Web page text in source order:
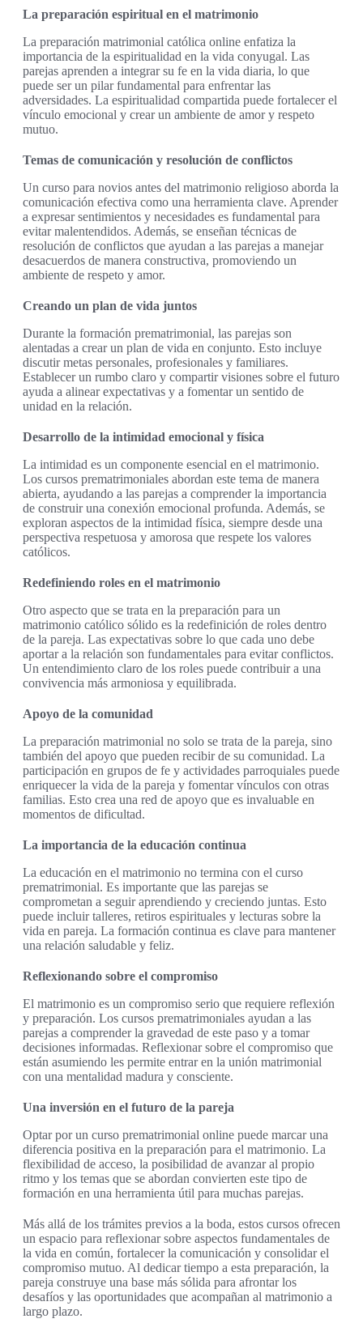
La preparación espiritual en el matrimonio
La preparación matrimonial católica online enfatiza la
importancia de la espiritualidad en la vida conyugal. Las
parejas aprenden a integrar su fe en la vida diaria, lo que
puede ser un pilar fundamental para enfrentar las
adversidades. La espiritualidad compartida puede fortalecer el
vínculo emocional y crear un ambiente de amor y respeto
mutuo.
Temas de comunicación y resolución de conflictos
Un curso para novios antes del matrimonio religioso aborda la
comunicación efectiva como una herramienta clave. Aprender
a expresar sentimientos y necesidades es fundamental para
evitar malentendidos. Además, se enseñan técnicas de
resolución de conflictos que ayudan a las parejas a manejar
desacuerdos de manera constructiva, promoviendo un
ambiente de respeto y amor.
Creando un plan de vida juntos
Durante la formación prematrimonial, las parejas son
alentadas a crear un plan de vida en conjunto. Esto incluye
discutir metas personales, profesionales y familiares.
Establecer un rumbo claro y compartir visiones sobre el futuro
ayuda a alinear expectativas y a fomentar un sentido de
unidad en la relación.
Desarrollo de la intimidad emocional y física
La intimidad es un componente esencial en el matrimonio.
Los cursos prematrimoniales abordan este tema de manera
abierta, ayudando a las parejas a comprender la importancia
de construir una conexión emocional profunda. Además, se
exploran aspectos de la intimidad física, siempre desde una
perspectiva respetuosa y amorosa que respete los valores
católicos.
Redefiniendo roles en el matrimonio
Otro aspecto que se trata en la preparación para un
matrimonio católico sólido es la redefinición de roles dentro
de la pareja. Las expectativas sobre lo que cada uno debe
aportar a la relación son fundamentales para evitar conflictos.
Un entendimiento claro de los roles puede contribuir a una
convivencia más armoniosa y equilibrada.
Apoyo de la comunidad
La preparación matrimonial no solo se trata de la pareja, sino
también del apoyo que pueden recibir de su comunidad. La
participación en grupos de fe y actividades parroquiales puede
enriquecer la vida de la pareja y fomentar vínculos con otras
familias. Esto crea una red de apoyo que es invaluable en
momentos de dificultad.
La importancia de la educación continua
La educación en el matrimonio no termina con el curso
prematrimonial. Es importante que las parejas se
comprometan a seguir aprendiendo y creciendo juntas. Esto
puede incluir talleres, retiros espirituales y lecturas sobre la
vida en pareja. La formación continua es clave para mantener
una relación saludable y feliz.
Reflexionando sobre el compromiso
El matrimonio es un compromiso serio que requiere reflexión
y preparación. Los cursos prematrimoniales ayudan a las
parejas a comprender la gravedad de este paso y a tomar
decisiones informadas. Reflexionar sobre el compromiso que
están asumiendo les permite entrar en la unión matrimonial
con una mentalidad madura y consciente.
Una inversión en el futuro de la pareja
Optar por un curso prematrimonial online puede marcar una
diferencia positiva en la preparación para el matrimonio. La
flexibilidad de acceso, la posibilidad de avanzar al propio
ritmo y los temas que se abordan convierten este tipo de
formación en una herramienta útil para muchas parejas.
Más allá de los trámites previos a la boda, estos cursos ofrecen
un espacio para reflexionar sobre aspectos fundamentales de
la vida en común, fortalecer la comunicación y consolidar el
compromiso mutuo. Al dedicar tiempo a esta preparación, la
pareja construye una base más sólida para afrontar los
desafíos y las oportunidades que acompañan al matrimonio a
largo plazo.